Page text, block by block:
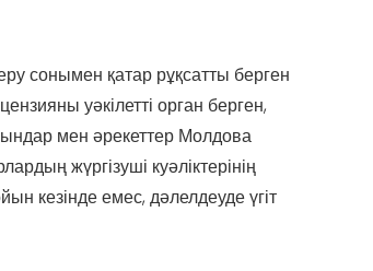
сонымен қатар рұқсатты берген
уәкілетті орган берген,
мен әрекеттер Молдова
жүргізуші куәліктерінің
кезінде емес, дәлелдеуде үгіт